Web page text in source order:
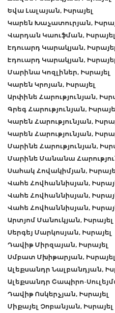
Եվա Լալայան, Իսրայել
Կարեն Խաչատուրյան,
Վարդան Կաուֆման, Իսրայել
Էդուարդ Կարակյան, Իսրայել
Էդուարդ Կարակյան, Իսրայել
Մարինա Կոզլիներ, Իսրայել
Կարեն Կրոյան, Իսրայել
Արփինե Հարությունյան,
Գրեգ Հարությունյան,
Կարեն Հարությունյան,
Կարեն Հարությունյան,
Մարինե Հարությունյան,
Մարինե Մանանա
Սահակ Հովակիմյան,
Վահե Հովհաննիսյան,
Վահե Հովհաննիսյան,
Վահե Հովհաննիսյան,
Արտյոմ Մանուկյան, Իսրայել
Սերգեյ Մարկոսյան, Իսրայել
Դավիթ Միրզայան, Իսրայել
Սմբատ Մխիթարյան, Իսրայել
Ալեքսանդր Նալբանդյան,
Ալեքսանդր Շապիրո-
Դավիթ Ոսկերչյան, Իսրայել
Միքայել Չոբանյան, Իսրայել